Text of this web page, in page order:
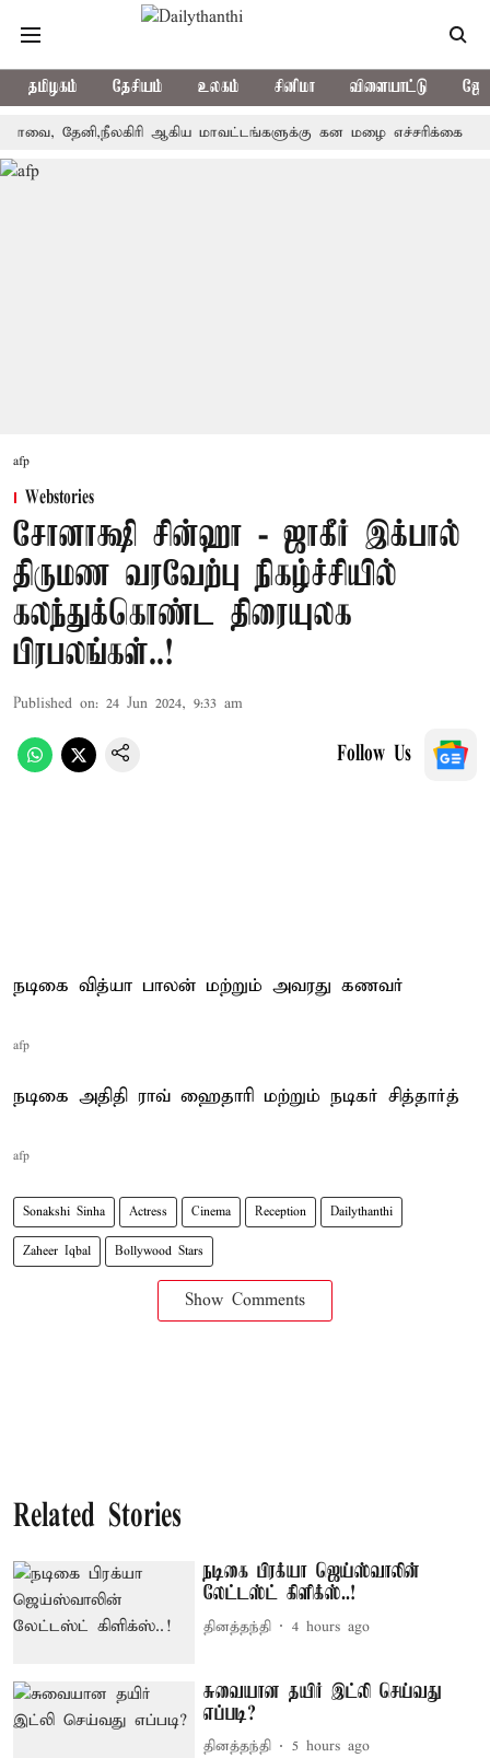
தமிழகம் தேசியம் உலகம் சினிமா விளையாட்டு
ஆகிய மாவட்டங்களுக்கு கன மழை எச்சரிக்கை
afp
Webstories
சோனாக்ஷி சின்ஹா - ஜாகீர் இக்பால்
திருமண வரவேற்பு நிகழ்ச்சியில்
கலந்துக்கொண்ட திரையுலக
பிரபலங்கள்..!
Published on: 24 Jun 2024, 9:33 am
Follow Us
நடிகை வித்யா பாலன் மற்றும் அவரது கணவர்
afp
நடிகை அதிதி ராவ் ஹைதாரி மற்றும் நடிகர் சித்தார்த்
afp
Sonakshi Sinha Actress Cinema Reception Dailythanthi
Zaheer Iqbal Bollywood Stars
Show Comments
Related Stories
நடிகை பிரக்யா ஜெய்ஸ்வாலின்
லேட்டஸ்ட் கிளிக்ஸ்..!
தினத்தந்தி 4 hours ago
சுவையான தயிர் இட்லி செய்வது
எப்படி?
தினத்தந்தி 5 hours ago